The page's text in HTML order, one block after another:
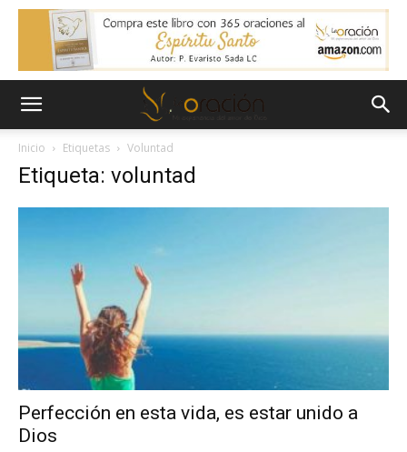
Inicio Etiquetas Voluntad
Etiqueta: voluntad
Perfección en esta vida, es estar unido a
Dios